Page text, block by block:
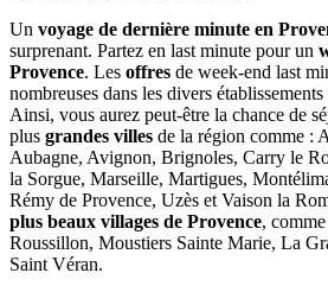
Un voyage de dernière minute en
surprenant. Partez en last minute pour un
Provence. Les offres de week-end last
nombreuses dans les divers
Ainsi, vous aurez peut-être la chance de
plus grandes villes de la région comme :
Aubagne, Avignon, Brignoles, Carry le
la Sorgue, Marseille, Martigues,
Rémy de Provence, Uzès et Vaison la
plus beaux villages de Provence,
Roussillon, Moustiers Sainte Marie, La
Saint Véran.